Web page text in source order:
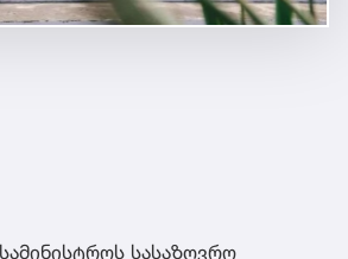
სასაზღვრო